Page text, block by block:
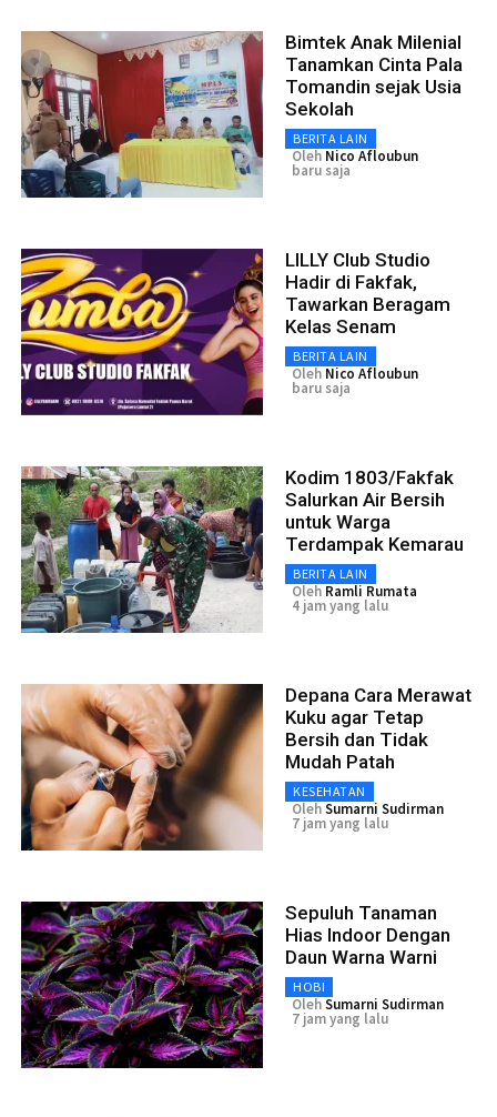
Bimtek Anak Milenial
Tanamkan Cinta Pala
Tomandin sejak Usia
Sekolah
BERITA LAIN
Oleh Nico Afloubun
baru saja
LILLY Club Studio
Hadir di Fakfak,
Tawarkan Beragam
Kelas Senam
BERITA LAIN
Oleh Nico Afloubun
baru saja
Kodim 1803/Fakfak
Salurkan Air Bersih
untuk Warga
Terdampak Kemarau
BERITA LAIN
Oleh Ramli Rumata
4 jam yang lalu
Depana Cara Merawat
Kuku agar Tetap
Bersih dan Tidak
Mudah Patah
KESEHATAN
OlehSumarni Sudirman
7 jam yang lalu
Sepuluh Tanaman
Hias Indoor Dengan
Daun Warna Warni
HOBI
OlehSumarni Sudirman
7 jam yang lalu